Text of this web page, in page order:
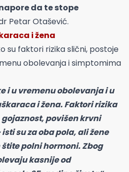
da te stope
Petar Otašević.
i žena
su faktori rizika slični, postoje
obolevanja i simptomima
i u vremenu obolevanja i u
i žena. Faktori rizika
gojaznost, povišen krvni
su za oba pola, ali žene
polni hormoni. Zbog
kasnije od